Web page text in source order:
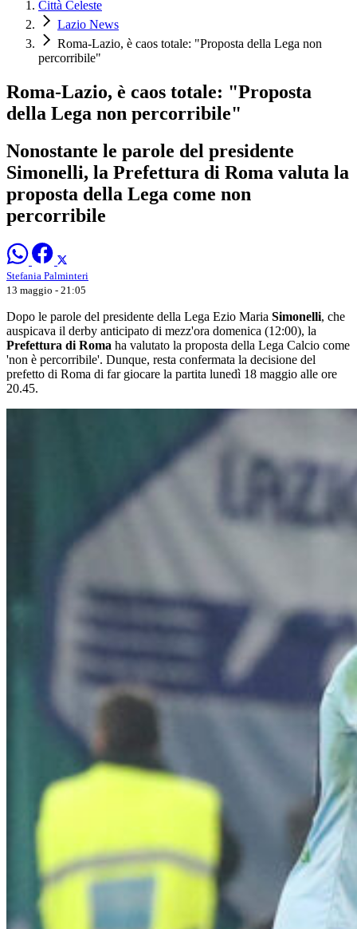
Città Celeste
Lazio News
Roma-Lazio, è caos totale: "Proposta della Lega non
percorribile"
Roma-Lazio, è caos totale: "Proposta
della Lega non percorribile"
Nonostante le parole del presidente
Simonelli, la Prefettura di Roma valuta la
proposta della Lega come non
percorribile
Stefania Palminteri
13 maggio - 21:05
Dopo le parole del presidente della Lega Ezio Maria Simonelli, che
auspicava il derby anticipato di mezz'ora domenica (12:00), la
Prefettura di Roma ha valutato la proposta della Lega Calcio come
'non è percorribile'. Dunque, resta confermata la decisione del
prefetto di Roma di far giocare la partita lunedì 18 maggio alle ore
20.45.